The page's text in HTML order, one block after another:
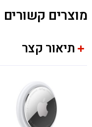
מוצרים קשורים
תיאור קצר